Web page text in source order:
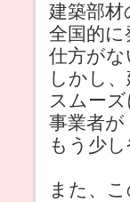
建築部材
全国的に
仕方が
しかし
スムー
事業者
もう少
また、